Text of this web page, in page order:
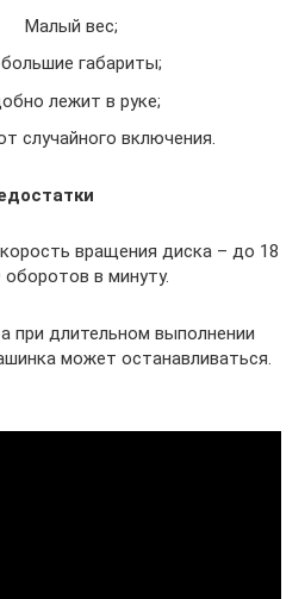
Малый вес;
габариты;
лежит в руке;
случайного включения.
вращения диска – до 18
оборотов в минуту.
при длительном выполнении
может останавливаться.